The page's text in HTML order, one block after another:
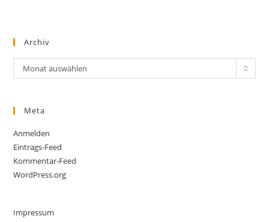
Archiv
Archiv
Monat auswählen
Meta
Anmelden
Eintrags-Feed
Kommentar-Feed
WordPress.org
Impressum